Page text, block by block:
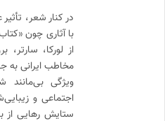
در کنار شعر،
با آثاری چون
از لورکا، سارتر،
مخاطب ایرانی به
ویژگی بی‌مانند
اجتماعی و
ستایش رهایی از